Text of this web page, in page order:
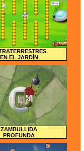
EN EL JARDÍN
ZAMBULLIDA
PROFUNDA